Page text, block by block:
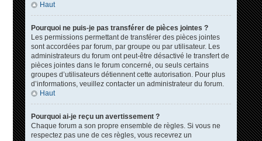
Haut
Pourquoi ne puis-je pas transférer de pièces jointes ?
Les permissions permettant de transférer des pièces jointes
sont accordées par forum, par groupe ou par utilisateur. Les
administrateurs du forum ont peut-être désactivé le transfert de
pièces jointes dans le forum concerné, ou seuls certains
groupes d’utilisateurs détiennent cette autorisation. Pour plus
d’informations, veuillez contacter un administrateur du forum.
Haut
Pourquoi ai-je reçu un avertissement ?
Chaque forum a son propre ensemble de règles. Si vous ne
respectez pas une de ces règles, vous recevrez un